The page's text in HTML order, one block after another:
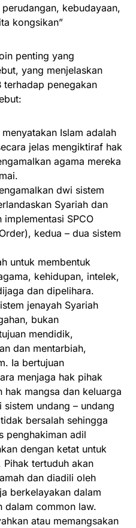
kebudayaan,
kongsikan”
penting yang
yang menjelaskan
terhadap penegakan
Islam adalah
jelas mengiktiraf hak
agama mereka
dwi sistem
Syariah dan
SPCO
kedua – dua sistem
untuk membentuk
kehidupan, intelek,
dan dipelihara.
jenayah Syariah
bukan
mendidik,
dan mentarbiah,
Ia bertujuan
menjaga hak pihak
hak mangsa dan keluarga
sistem undang – undang
bersalah sehingga
penghakiman adil
dengan ketat untuk
Pihak tertuduh akan
dan diadili oleh
berkelayakan dalam
dalam common law.
atau memangsakan